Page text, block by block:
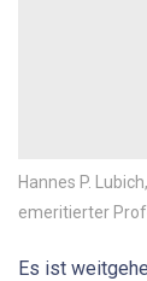
Hannes P.
emeritierter
Es ist